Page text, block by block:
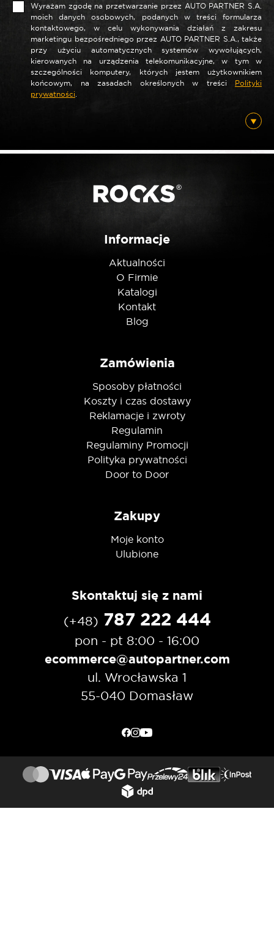
Nazwa *
E-mail*
Wyrażam zgodę na przetwarzanie przez AUTO PARTNER S.A.
moich danych osobowych, podanych w treści formularza
kontaktowego, w celu wykonywania działań z zakresu
marketingu bezpośredniego przez AUTO PARTNER S.A., także
przy użyciu automatycznych systemów wywołujących,
kierowanych na urządzenia telekomunikacyjne, w tym w
szczególności komputery, których jestem użytkownikiem
końcowym, na zasadach określonych w treści Polityki
prywatności
Informacje
Aktualności
O Firmie
Katalogi
Kontakt
Blog
Zamówienia
Sposoby płatności
Koszty i czas dostawy
Reklamacje i zwroty
Regulamin
Regulaminy Promocji
Polityka prywatności
Door to Door
Zakupy
Moje konto
Ulubione
Skontaktuj się z nami
(+48) 787 222 444
pon - pt 8:00 - 16:00
ecommerce@autopartner.com
ul. Wrocławska 1
55-040 Domasław